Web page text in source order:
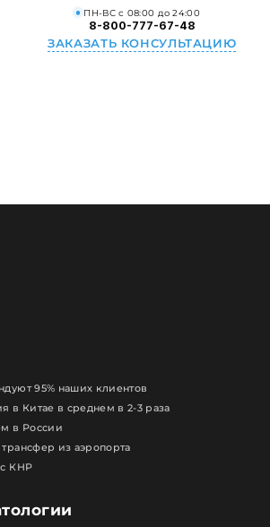
ПН-ВС с 08:00 до 24:00
8-800-777-67-48
ЗАКАЗАТЬ КОНСУЛЬТАЦИЮ
95% наших клиентов
в Китае в среднем в 2-3 раза
в России
из аэропорта
КНР